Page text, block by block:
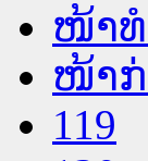
ໜ້າ
ໜ້າ
119